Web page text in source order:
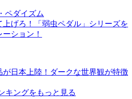
ペダイズム
げろ！「弱虫ペダル」シリーズを
ション！
日本上陸！ダークな世界観が特徴
キングをもっと見る